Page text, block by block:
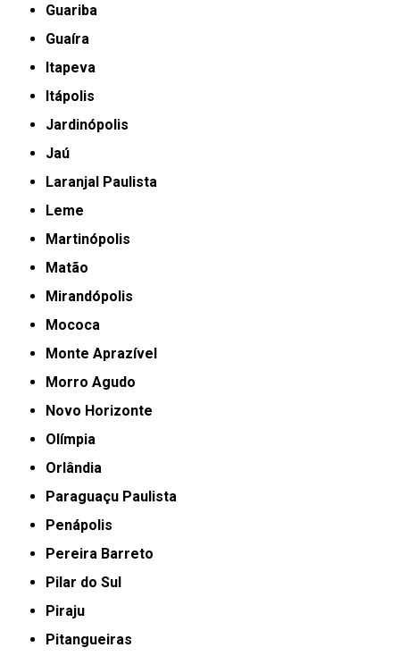
Guariba
Guaíra
Itapeva
Itápolis
Jardinópolis
Jaú
Laranjal Paulista
Leme
Martinópolis
Matão
Mirandópolis
Mococa
Monte Aprazível
Morro Agudo
Novo Horizonte
Olímpia
Orlândia
Paraguaçu Paulista
Penápolis
Pereira Barreto
Pilar do Sul
Piraju
Pitangueiras